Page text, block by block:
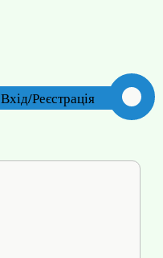
Вхід/Реєстрація